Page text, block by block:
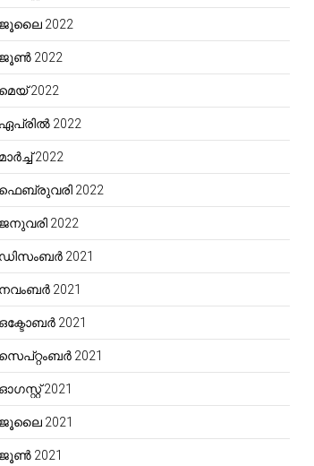
ജൂലൈ 2022
ജൂൺ 2022
മെയ്‌ 2022
ഏപ്രിൽ 2022
മാർച്ച്‌ 2022
ഫെബ്രുവരി 2022
ജനുവരി 2022
ഡിസംബർ 2021
നവംബർ 2021
ഒക്ടോബർ 2021
സെപ്റ്റംബർ 2021
ഓഗസ്റ്റ്‌ 2021
ജൂലൈ 2021
ജൂൺ 2021